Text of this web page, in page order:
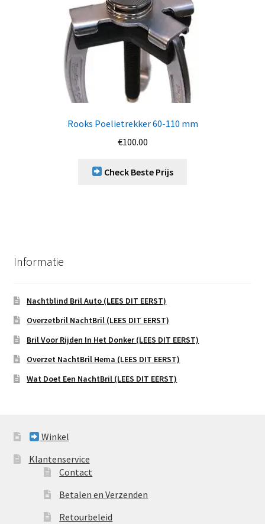
Rooks Poelietrekker 60-110 mm
€100.00
Check Beste Prijs
Informatie
Nachtblind Bril Auto (LEES DIT EERST)
Overzetbril NachtBril (LEES DIT EERST)
Bril Voor Rijden In Het Donker (LEES DIT EERST)
Overzet NachtBril Hema (LEES DIT EERST)
Wat Doet Een NachtBril (LEES DIT EERST)
Winkel
Klantenservice
Contact
Betalen en Verzenden
Retourbeleid